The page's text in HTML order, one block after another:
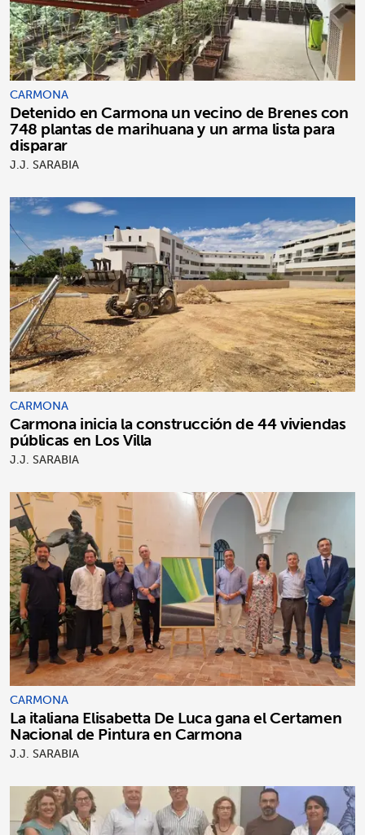
CARMONA
Detenido en Carmona un vecino de Brenes con
748 plantas de marihuana y un arma lista para
disparar
J.J. SARABIA
CARMONA
Carmona inicia la construcción de 44 viviendas
públicas en Los Villa
J.J. SARABIA
CARMONA
La italiana Elisabetta De Luca gana el Certamen
Nacional de Pintura en Carmona
J.J. SARABIA